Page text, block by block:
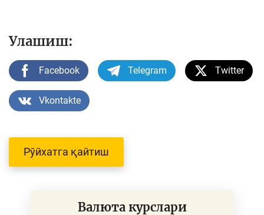
Улашиш:
Facebook Telegram Twitter
Vkontakte
Рўйхатга қайтиш
Валюта курслари